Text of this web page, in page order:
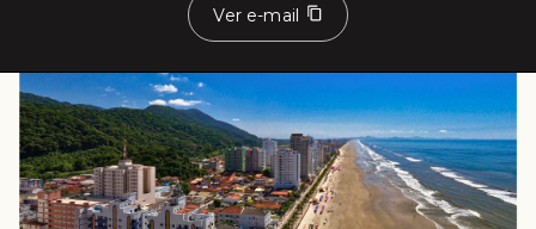
Ver e-mail
.